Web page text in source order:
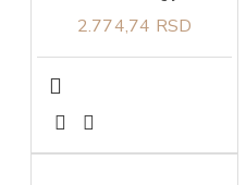
2.774,74 RSD